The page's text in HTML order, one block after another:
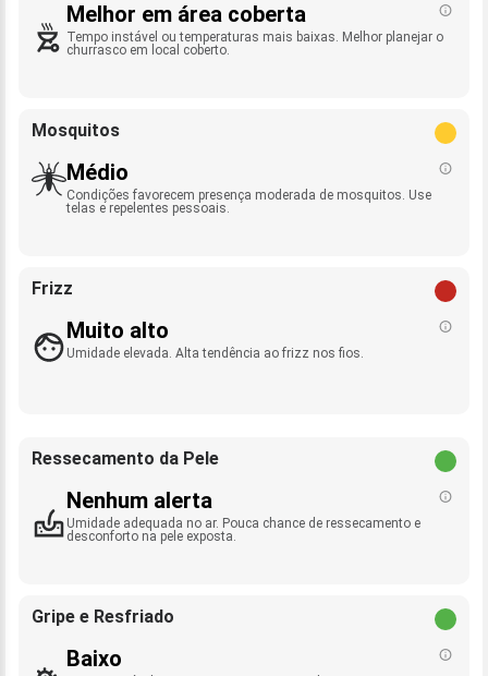
Melhor em área coberta
Tempo instável ou temperaturas mais baixas. Melhor planejar o
churrasco em local coberto.
Mosquitos
Médio
Condições favorecem presença moderada de mosquitos. Use
telas e repelentes pessoais.
Frizz
Muito alto
Umidade elevada. Alta tendência ao frizz nos fios.
Ressecamento da Pele
Nenhum alerta
Umidade adequada no ar. Pouca chance de ressecamento e
desconforto na pele exposta.
Gripe e Resfriado
Baixo